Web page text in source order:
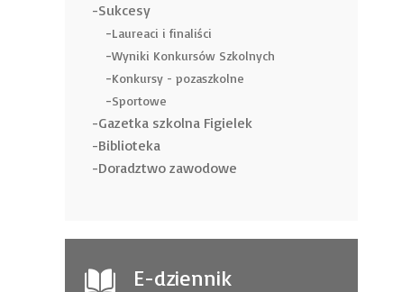
Sukcesy
Laureaci i finaliści
Wyniki Konkursów Szkolnych
Konkursy - pozaszkolne
Sportowe
Gazetka szkolna Figielek
Biblioteka
Doradztwo zawodowe
E-dziennik